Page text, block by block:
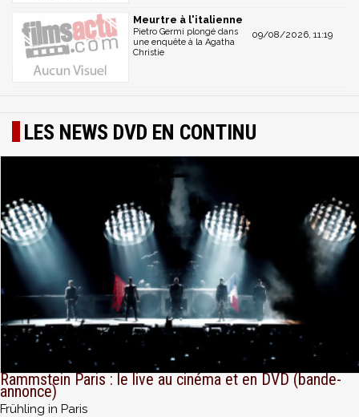
Meurtre à l'italienne
09/08/2026, 11:19
Pietro Germi plongé dans
une enquête à la Agatha
Christie
LES NEWS DVD EN CONTINU
Rammstein Paris : le live au cinéma et en DVD (bande-
annonce)
Frühling in Paris